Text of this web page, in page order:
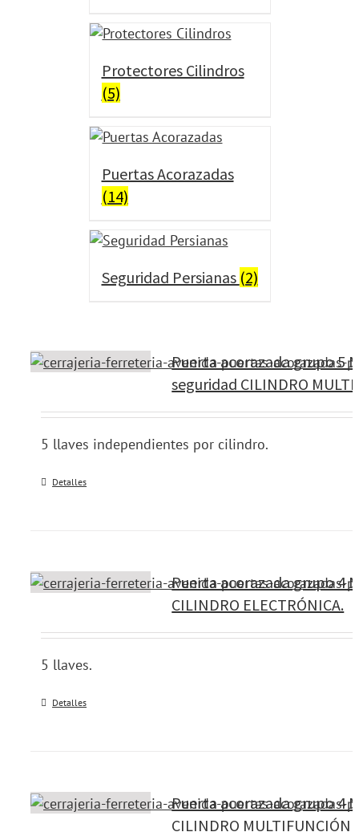
Protectores Cilindros
(5)
Puertas Acorazadas
(14)
Seguridad Persianas (2)
Puerta acorazada grupo 5
seguridad CILINDRO
5 llaves independientes por cilindro.
Detalles
Puerta acorazada grupo 4
CILINDRO ELECTRÓNICA.
5 llaves.
Detalles
Puerta acorazada grupo 4
CILINDRO MULTIFUNCIÓN